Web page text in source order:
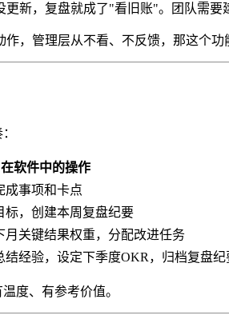
新，复盘就成了"看旧账"。团队需
，管理层从不看、不反馈，那这个
在软件中的操作
成事项和卡点
标，创建本周复盘纪要
月关键结果权重，分配改进任务
结经验，设定下季度OKR，归档复盘纪
度、有参考价值。